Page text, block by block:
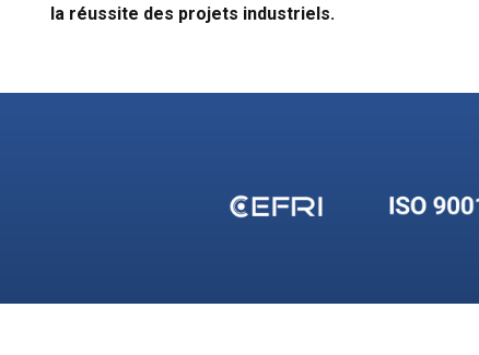
la réussite des projets industriels.